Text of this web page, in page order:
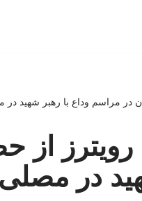
در مراسم وداع با رهبر شهید
رویترز از
در